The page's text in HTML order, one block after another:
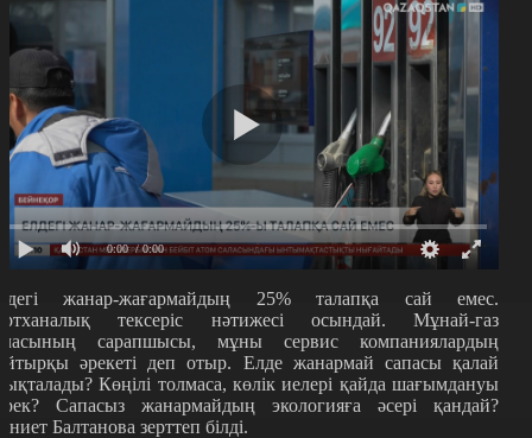
0:00 / 0:00
жанар-жағармайдың 25% талапқа сай емес.
тексеріс нәтижесі осындай. Мұнай-газ
сарапшысы, мұны сервис компаниялардың
әрекеті деп отыр. Елде жанармай сапасы қалай
Көңілі толмаса, көлік иелері қайда шағымдануы
Сапасыз жанармайдың экологияға әсері қандай?
Балтанова зерттеп білді.